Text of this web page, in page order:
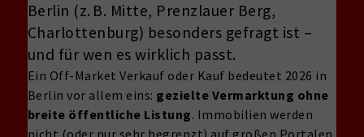
Berlin (z. B. Mitte, Prenzlauer Berg,
Charlottenburg) besonders gefragt ist –
und für wen es wirklich passt.
Ein Off-Market Verkauf oder Kauf bedeutet 2026 in
Berlin vor allem eins: gezielte Vermarktung ohne
breite öffentliche Listung. Immobilien werden